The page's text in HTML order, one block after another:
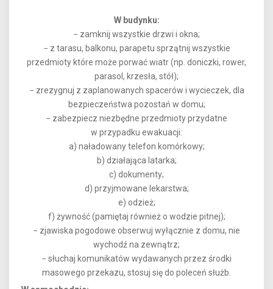
W budynku:
− zamknij wszystkie drzwi i okna;
− z tarasu, balkonu, parapetu sprzątnij wszystkie
przedmioty które może porwać wiatr (np. doniczki, rower,
parasol, krzesła, stół);
− zrezygnuj z zaplanowanych spacerów i wycieczek, dla
bezpieczeństwa pozostań w domu;
− zabezpiecz niezbędne przedmioty przydatne
w przypadku ewakuacji:
a) naładowany telefon komórkowy;
b) działająca latarka;
c) dokumenty;
d) przyjmowane lekarstwa;
e) odzież;
f) żywność (pamiętaj również o wodzie pitnej);
− zjawiska pogodowe obserwuj wyłącznie z domu, nie
wychodź na zewnątrz;
− słuchaj komunikatów wydawanych przez środki
masowego przekazu, stosuj się do poleceń służb.